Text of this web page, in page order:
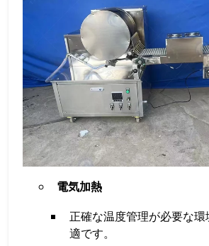
電気加熱
正確な温度管理が必要な環
適です。